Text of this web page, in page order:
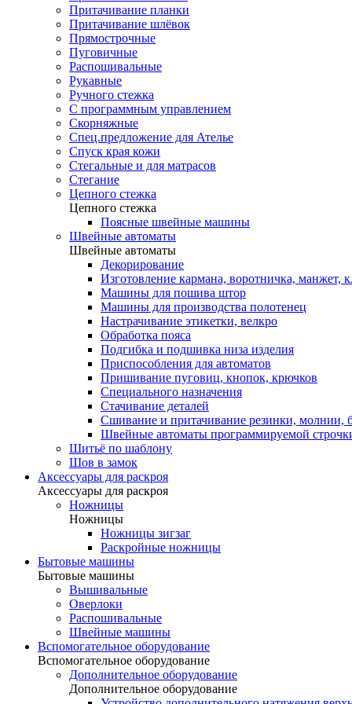
Притачивание планки
Притачивание шлёвок
Прямострочные
Пуговичные
Распошивальные
Рукавные
Ручного стежка
С программным управлением
Скорняжные
Спец.предложение для Ателье
Спуск края кожи
Стегальные и для матрасов
Стегание
Цепного стежка
Цепного стежка
Поясные швейные машины
Швейные автоматы
Швейные автоматы
Декорирование
Изготовление кармана, воротничка, манжет,
Машины для пошива штор
Машины для производства полотенец
Настрачивание этикетки, велкро
Обработка пояса
Подгибка и подшивка низа изделия
Приспособления для автоматов
Пришивание пуговиц, кнопок, крючков
Специального назначения
Стачивание деталей
Сшивание и притачивание резинки, молнии,
Швейные автоматы программируемой
Шитьё по шаблону
Шов в замок
Аксессуары для раскроя
Аксессуары для раскроя
Ножницы
Ножницы
Ножницы зигзаг
Раскройные ножницы
Бытовые машины
Бытовые машины
Вышивальные
Оверлоки
Распошивальные
Швейные машины
Вспомогательное оборудование
Вспомогательное оборудование
Дополнительное оборудование
Дополнительное оборудование